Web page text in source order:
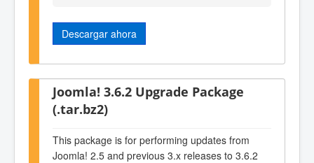
Descargar ahora
Joomla! 3.6.2 Upgrade Package
(.tar.bz2)
This package is for performing updates from
Joomla! 2.5 and previous 3.x releases to 3.6.2